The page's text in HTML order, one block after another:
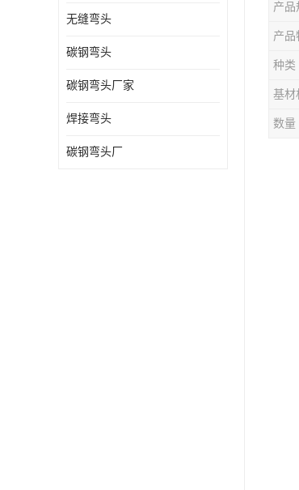
无缝弯头
碳钢弯头
碳钢弯头厂家
焊接弯头
碳钢弯头厂
产品
产品
种类
基材
数量